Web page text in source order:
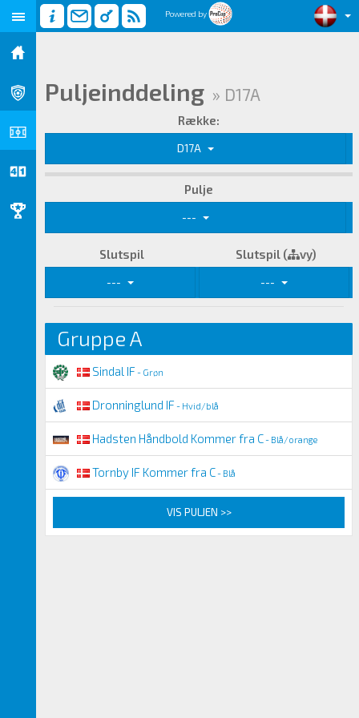
Powered by
Puljeinddeling » D17A
Række:
D17A
Pulje
---
Slutspil Slutspil ( vy)
--- ---
Gruppe A
Sindal IF- Grøn
Dronninglund IF- Hvid/blå
Hadsten Håndbold Kommer fra C- Blå/orange
Tornby IF Kommer fra C- Blå
VIS PULJEN >>